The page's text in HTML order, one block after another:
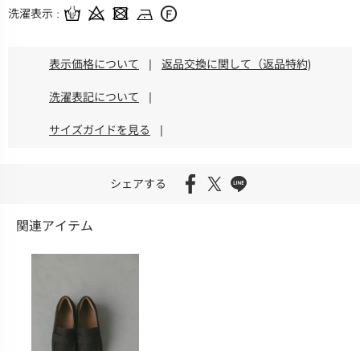
洗濯表示
表示価格について | 返品交換に関して（返品特約)
洗濯表記について |
サイズガイドを見る |
シェアする
関連アイテム